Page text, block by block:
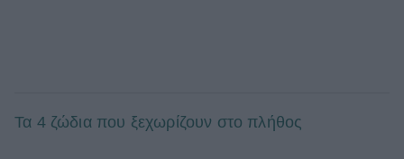
Τα 4 ζώδια που ξεχωρίζουν στο πλήθος